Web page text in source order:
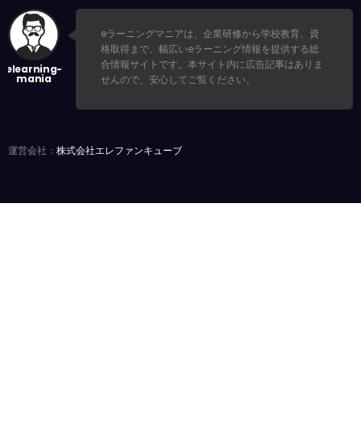
eラーニングマニアは、企業研修から学校教育、資
格取得まで、幅広いeラーニング情報を提供する総
合情報サイトです。本サイト内に広告記事はありま
せんので、安心してご覧ください。
運営会社： 株式会社エレファンキューブ